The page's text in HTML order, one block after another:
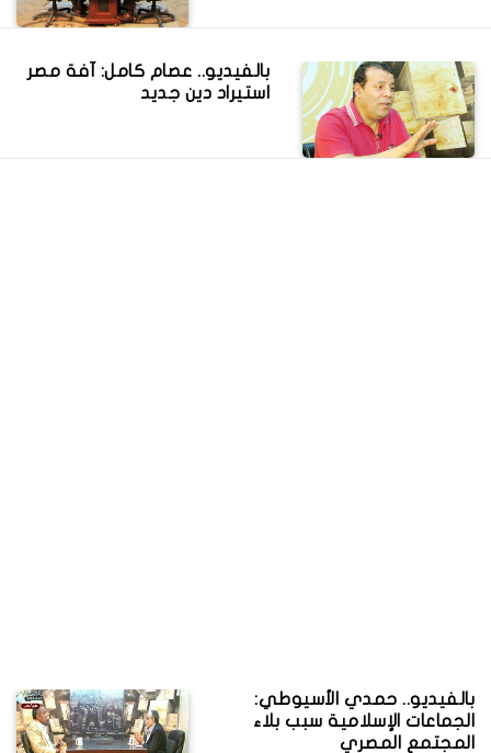
بالفيديو.. عصام كامل: آفة مصر
استيراد دين جديد
بالفيديو.. حمدي الأسيوطي:
الجماعات الإسلامية سبب بلاء
المجتمع المصري